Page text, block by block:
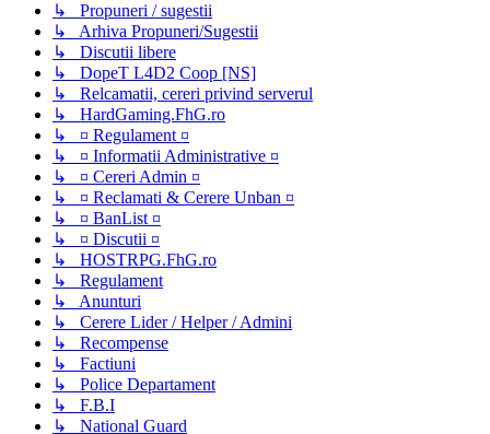
↳ Propuneri / sugestii
↳ Arhiva Propuneri/Sugestii
↳ Discutii libere
↳ DopeT L4D2 Coop [NS]
↳ Relcamatii, cereri privind serverul
↳ HardGaming.FhG.ro
↳ ¤ Regulament ¤
↳ ¤ Informatii Administrative ¤
↳ ¤ Cereri Admin ¤
↳ ¤ Reclamati & Cerere Unban ¤
↳ ¤ BanList ¤
↳ ¤ Discutii ¤
↳ HOSTRPG.FhG.ro
↳ Regulament
↳ Anunturi
↳ Cerere Lider / Helper / Admini
↳ Recompense
↳ Factiuni
↳ Police Departament
↳ F.B.I
↳ National Guard